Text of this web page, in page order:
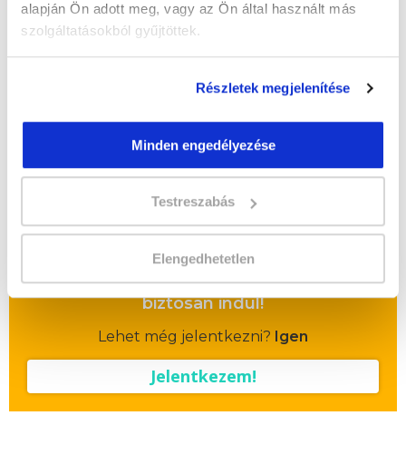
alapján Ön adott meg, vagy az Ön által használt más
szolgáltatásokból gyűjtöttek.
Részletek megjelenítése
Minden engedélyezése
Testreszabás
Elengedhetetlen
" V " csoport
43 nap az indulásig!
84 000 Ft
hallgatónk részére ajándék Pénztárgép helyes
kezelése tanfolyam 49.990 Ft értékben!
A csoport a meghirdetett időpontban
biztosan indul!
Lehet még jelentkezni? Igen
Jelentkezem!